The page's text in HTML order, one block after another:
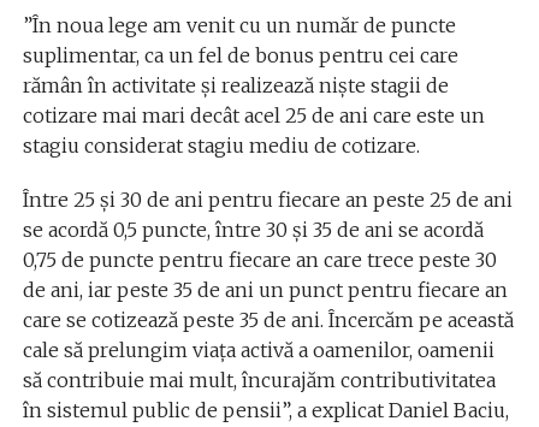
”În noua lege am venit cu un număr de puncte
suplimentar, ca un fel de bonus pentru cei care
rămân în activitate și realizează niște stagii de
cotizare mai mari decât acel 25 de ani care este un
stagiu considerat stagiu mediu de cotizare.
Între 25 și 30 de ani pentru fiecare an peste 25 de ani
se acordă 0,5 puncte, între 30 și 35 de ani se acordă
0,75 de puncte pentru fiecare an care trece peste 30
de ani, iar peste 35 de ani un punct pentru fiecare an
care se cotizează peste 35 de ani. Încercăm pe această
cale să prelungim viața activă a oamenilor, oamenii
să contribuie mai mult, încurajăm contributivitatea
în sistemul public de pensii”, a explicat Daniel Baciu,